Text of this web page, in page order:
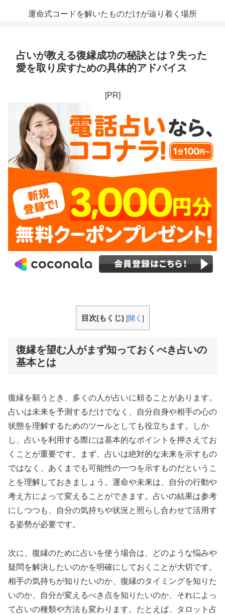
運命式コードを解いたものだけが辿り着く場所
占いが教える復縁成功の秘訣とは？失った
愛を取り戻すための具体的アドバイス
[PR]
目次(もくじ) [開く ]
復縁を望む人がまず知っておくべき占いの
基本とは
復縁を願うとき、多くの人が占いに頼ることがあります。
占いは未来を予測するだけでなく、自分自身や相手の心の
状態を理解するためのツールとしても役立ちます。しか
し、占いを利用する際には基本的なポイントを押さえてお
くことが重要です。まず、占いは絶対的な未来を示すもの
ではなく、あくまでも可能性の一つを示すものだというこ
とを理解しておきましょう。運命や未来は、自分の行動や
考え方によって変えることができます。占いの結果は参考
にしつつも、自分の気持ちや状況と照らし合わせて活用す
る姿勢が必要です。
次に、復縁のために占いを使う場合は、どのような悩みや
疑問を解決したいのかを明確にしておくことが大切です。
相手の気持ちが知りたいのか、復縁のタイミングを知りた
いのか、自分が変えるべき点を知りたいのか、それによっ
て占いの種類や方法も変わります。たとえば、タロット占